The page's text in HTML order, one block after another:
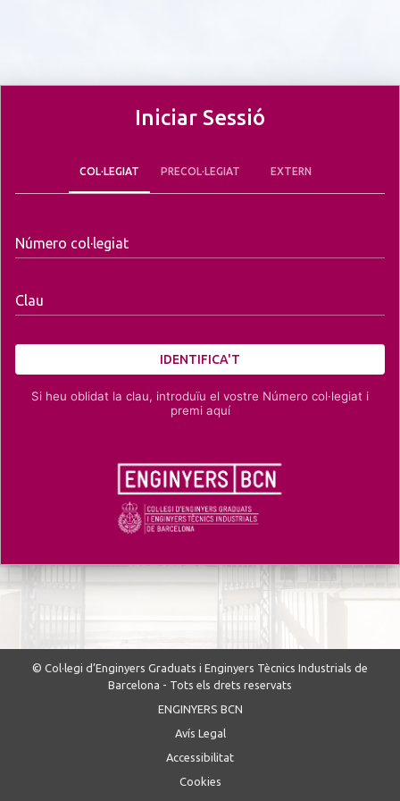
Iniciar Sessió
COL·LEGIAT PRECOL·LEGIAT EXTERN
Número col·legiat
Clau
IDENTIFICA'T
Si heu oblidat la clau, introduïu el vostre Número col·legiat i
premi aquí
© Col·legi d’Enginyers Graduats i Enginyers Tècnics Industrials de
Barcelona - Tots els drets reservats
ENGINYERS BCN
Avís Legal
Accessibilitat
Cookies